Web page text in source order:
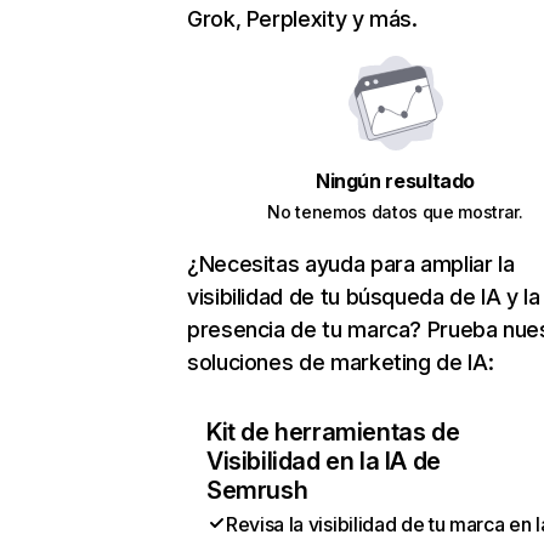
Grok, Perplexity y más.
Ningún resultado
No tenemos datos que mostrar.
¿Necesitas ayuda para ampliar la
visibilidad de tu búsqueda de IA y la
presencia de tu marca? Prueba
soluciones de marketing de IA:
Kit de herramientas de
Visibilidad en la IA de
Semrush
Revisa la visibilidad de tu marca en